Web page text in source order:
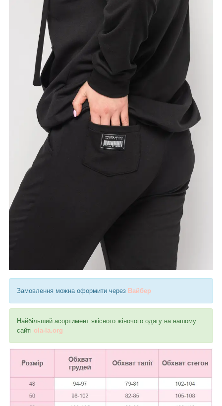
Замовлення можна оформити через Вайбер
Найбільший асортимент якісного жіночого одягу на нашому
сайті ola-la.org